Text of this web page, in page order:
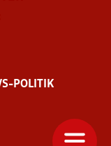
POLITIK